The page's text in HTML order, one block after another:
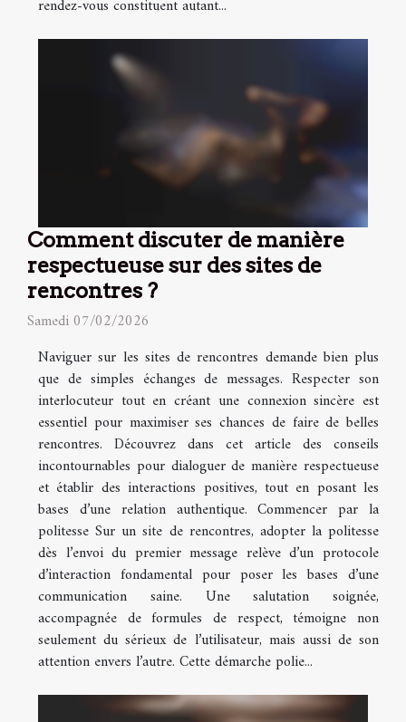
rendez-vous constituent autant...
Comment discuter de manière
respectueuse sur des sites de
rencontres ?
Samedi 07/02/2026
Naviguer sur les sites de rencontres demande bien plus
que de simples échanges de messages. Respecter son
interlocuteur tout en créant une connexion sincère est
essentiel pour maximiser ses chances de faire de belles
rencontres. Découvrez dans cet article des conseils
incontournables pour dialoguer de manière respectueuse
et établir des interactions positives, tout en posant les
bases d’une relation authentique. Commencer par la
politesse Sur un site de rencontres, adopter la politesse
dès l’envoi du premier message relève d’un protocole
d’interaction fondamental pour poser les bases d’une
communication saine. Une salutation soignée,
accompagnée de formules de respect, témoigne non
seulement du sérieux de l’utilisateur, mais aussi de son
attention envers l’autre. Cette démarche polie...